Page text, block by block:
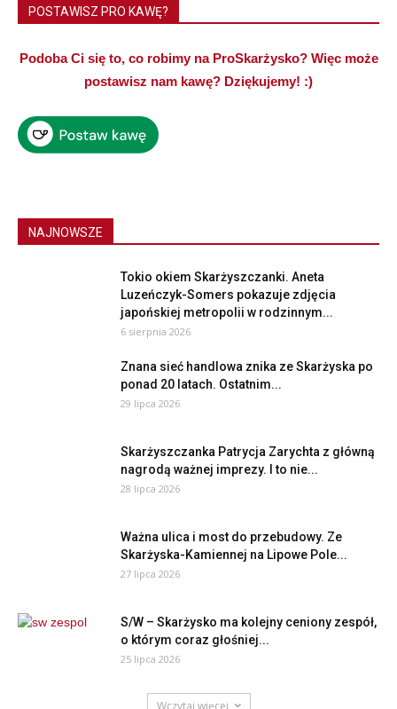
POSTAWISZ PRO KAWĘ?
Podoba Ci się to, co robimy na ProSkarżysko? Więc może
postawisz nam kawę? Dziękujemy! :)
NAJNOWSZE
Tokio okiem Skarżyszczanki. Aneta
Luzeńczyk-Somers pokazuje zdjęcia
japońskiej metropolii w rodzinnym...
6 sierpnia 2026
Znana sieć handlowa znika ze Skarżyska po
ponad 20 latach. Ostatnim...
29 lipca 2026
Skarżyszczanka Patrycja Zarychta z główną
nagrodą ważnej imprezy. I to nie...
28 lipca 2026
Ważna ulica i most do przebudowy. Ze
Skarżyska-Kamiennej na Lipowe Pole...
27 lipca 2026
S/W – Skarżysko ma kolejny ceniony zespół,
o którym coraz głośniej...
25 lipca 2026
Wczytaj więcej